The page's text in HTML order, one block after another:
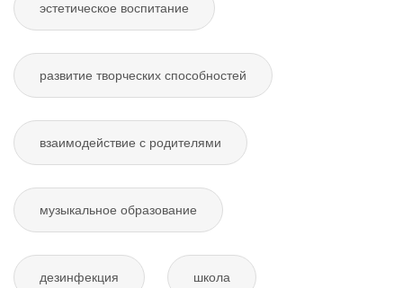
эстетическое воспитание
развитие творческих способностей
взаимодействие с родителями
музыкальное образование
дезинфекция школа